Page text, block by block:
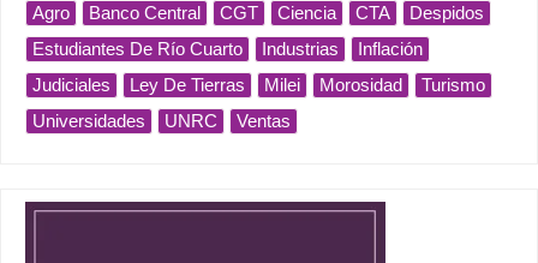
Agro Banco Central CGT Ciencia CTA
Despidos
Estudiantes De Río Cuarto
Industrias
Inflación
Judiciales
Ley De Tierras Milei Morosidad
Turismo
Universidades
UNRC Ventas